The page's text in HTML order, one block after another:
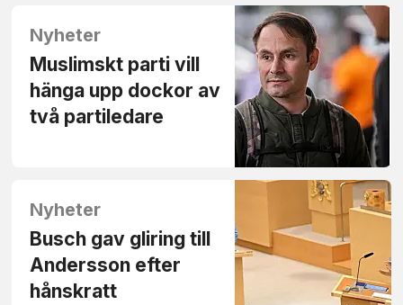
Nyheter
Muslimskt parti vill
hänga upp dockor av
två partiledare
Nyheter
Busch gav gliring till
Andersson efter
hånskratt